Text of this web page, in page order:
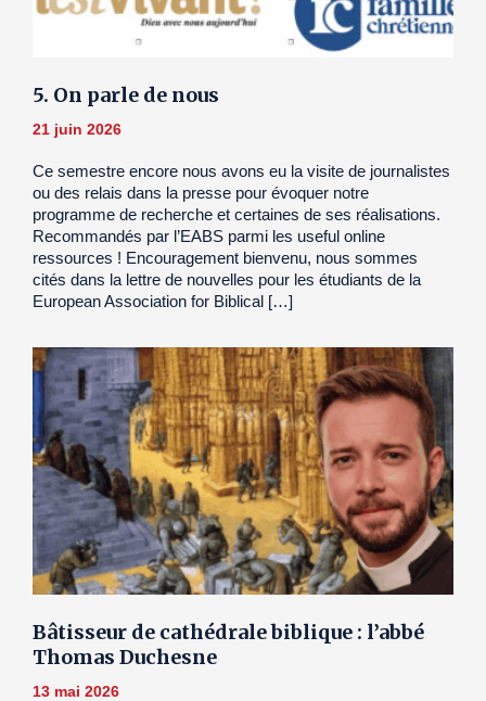
5. On parle de nous
21 juin 2026
Ce semestre encore nous avons eu la visite de journalistes
ou des relais dans la presse pour évoquer notre
programme de recherche et certaines de ses réalisations.
Recommandés par l’EABS parmi les useful online
ressources ! Encouragement bienvenu, nous sommes
cités dans la lettre de nouvelles pour les étudiants de la
European Association for Biblical […]
Bâtisseur de cathédrale biblique : l’abbé
Thomas Duchesne
13 mai 2026